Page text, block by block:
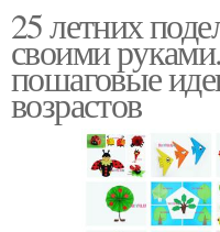
25 летних
своими
пошаговые
возрастов